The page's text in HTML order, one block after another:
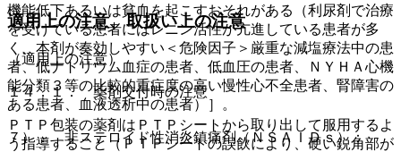
適用上の注意、取扱い上の注意
（適用上の注意）
１４．１． 薬剤交付時の注意
ＰＴＰ包装の薬剤はＰＴＰシートから取り出して服用するよ
う指導すること（ＰＴＰシートの誤飲により、硬い鋭角部が
機能低下あるいは貧血を起こすおそれがある（利尿剤で治療
を受けている患者にはレニン活性が亢進している患者が多
く、本剤が奏効しやすい＜危険因子＞厳重な減塩療法中の患
者、低ナトリウム血症の患者、低血圧の患者、ＮＹＨＡ心機
能分類３等の比較的重症度の高い慢性心不全患者、腎障害の
ある患者、血液透析中の患者）］。
７）． 非ステロイド性消炎鎮痛剤（ＮＳＡＩＤｓ）：